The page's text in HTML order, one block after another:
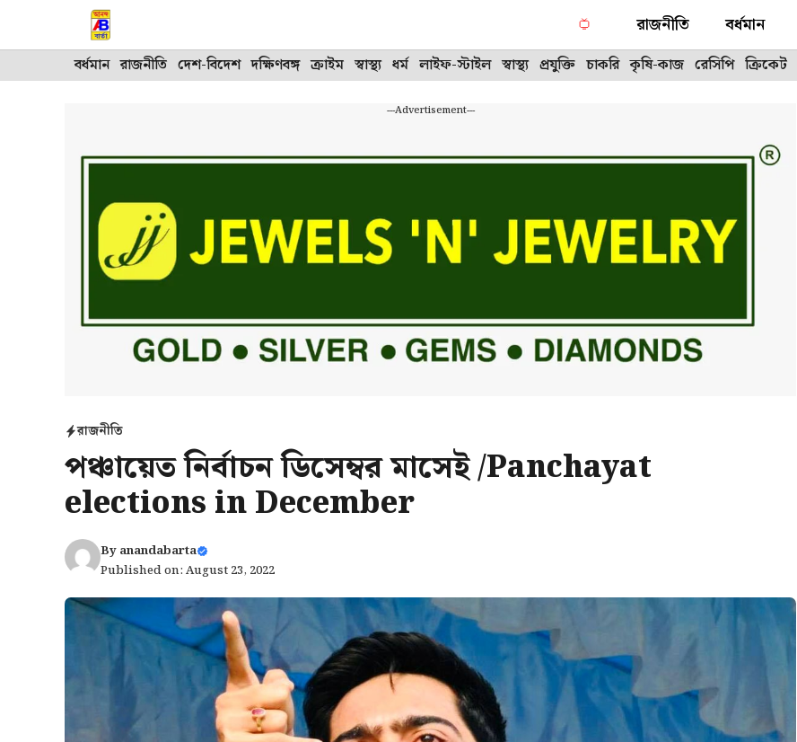
রাজনীতি বর্ধমান
বর্ধমান রাজনীতি দেশ-বিদেশ দক্ষিণবঙ্গ ক্রাইম স্বাস্থ্য ধর্ম লাইফ-স্টাইল স্বাস্থ্য প্রযুক্তি চাকরি কৃষি-কাজ রেসিপি ক্রিকেট
---Advertisement---
রাজনীতি
পঞ্চায়েত নির্বাচন ডিসেম্বর মাসেই /Panchayat
elections in December
Byanandabarta
Published on: August 23, 2022